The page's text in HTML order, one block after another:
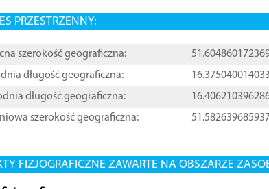
PRZESTRZENNY:
szerokość geograficzna:
długość geograficzna:
16.375040014033
długość geograficzna:
szerokość geograficzna:
FIZJOGRAFICZNE ZAWARTE NA OBSZARZE